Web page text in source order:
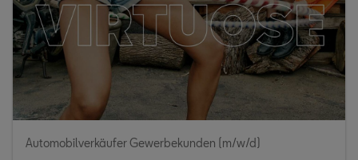
Automobilverkäufer Gewerbekunden (m/w/d)